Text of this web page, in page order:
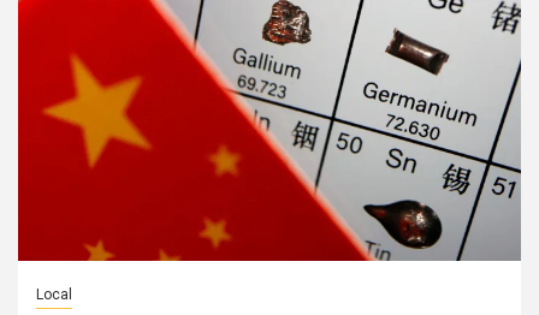
Local